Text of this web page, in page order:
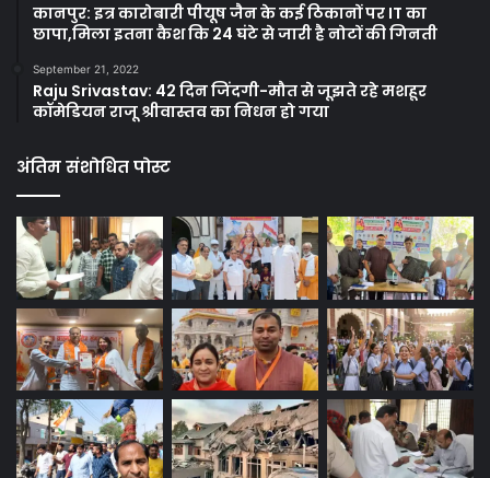
कानपुर: इत्र कारोबारी पीयूष जैन के कई ठिकानों पर IT का
छापा,मिला इतना कैश कि 24 घंटे से जारी है नोटों की गिनती
September 21, 2022
Raju Srivastav: 42 दिन जिंदगी-मौत से जूझते रहे मशहूर
कॉमेडियन राजू श्रीवास्तव का निधन हो गया
अंतिम संशोधित पोस्ट